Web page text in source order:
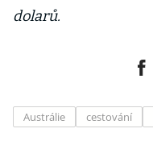
dolarů.
Austrálie cestování